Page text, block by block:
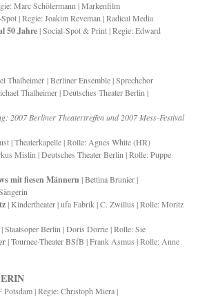
Marc Schölermann | Markenfilm
| Regie: Joakim Reveman | Radical Media
50 Jahre| Social-Spot & Print | Regie: Edward
Thalheimer | Berliner Ensemble | Sprechchor
Thalheimer | Deutsches Theater Berlin |
2007 Berliner Theatertreffen und 2007 Mess-Festival
| Theaterkapelle | Rolle: Agnes White (HR)
Mislin | Deutsches Theater Berlin | Rolle: Puppe
mit fiesen Männern | Bettina Brunier |
| Kindertheater | ufa Fabrik | C. Zwillus | Rolle: Moritz
| Staatsoper Berlin | Doris Dörrie | Rolle: Sie
| Tournee-Theater BSfB | Frank Asmus | Rolle: Anne
Potsdam | Regie: Christoph Miera |